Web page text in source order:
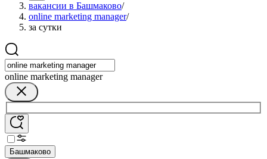
вакансии в Башмаково/
online marketing manager/
за сутки
online marketing manager
Башмаково